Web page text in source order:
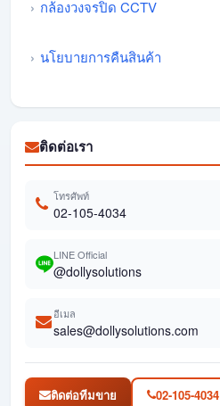
กล้องวงจรปิด CCTV
นโยบายการคืนสินค้า
ติดต่อเรา
โทรศัพท์
02-105-4034
LINE Official
@dollysolutions
อีเมล
sales@dollysolutions.com
ติดต่อทีมขาย 02-105-4034